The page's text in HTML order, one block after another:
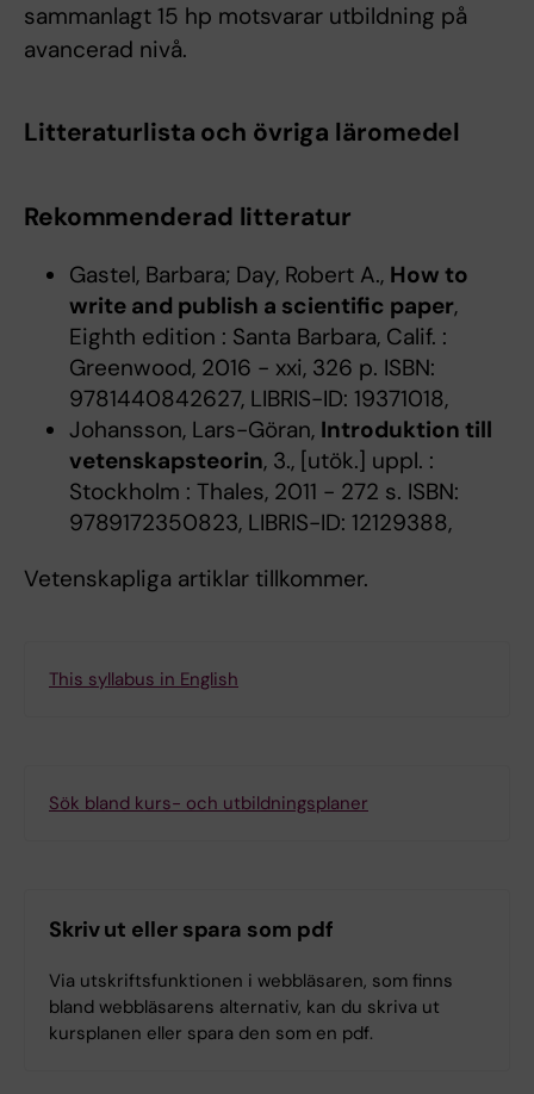
sammanlagt 15 hp motsvarar utbildning på
avancerad nivå.
Litteraturlista och övriga läromedel
Rekommenderad litteratur
Gastel, Barbara; Day, Robert A., How to
write and publish a scientific paper,
Eighth edition : Santa Barbara, Calif. :
Greenwood, 2016 - xxi, 326 p. ISBN:
9781440842627, LIBRIS-ID: 19371018,
Johansson, Lars-Göran, Introduktion till
vetenskapsteorin, 3., [utök.] uppl. :
Stockholm : Thales, 2011 - 272 s. ISBN:
9789172350823, LIBRIS-ID: 12129388,
Vetenskapliga artiklar tillkommer.
This syllabus in English
Sök bland kurs- och utbildningsplaner
Skriv ut eller spara som pdf
Via utskriftsfunktionen i webbläsaren, som finns
bland webbläsarens alternativ, kan du skriva ut
kursplanen eller spara den som en pdf.